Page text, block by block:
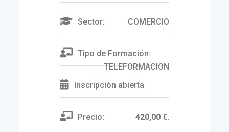
Sector: COMERCIO
Tipo de Formación:
TELEFORMACION
Inscripción abierta
Precio: 420,00 €.